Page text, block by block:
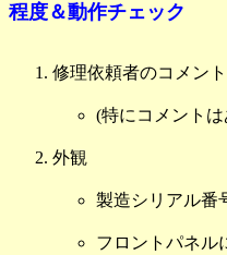
程度＆動作チェック
修理依頼者のコメント
(特にコメント
外観
製造シリアル番
フロントパネル